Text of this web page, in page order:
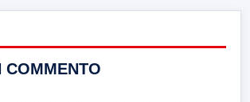
COMMENTO